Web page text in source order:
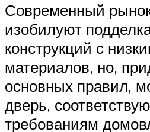
Современный
изобилуют
конструкций с
материалов, но,
основных правил,
дверь,
требованиям